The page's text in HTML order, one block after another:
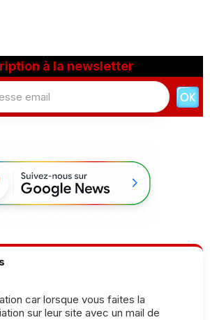
à la newsletter
car lorsque vous faites la
sur leur site avec un mail de